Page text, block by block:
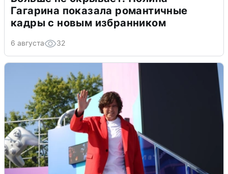
Гагарина показала романтичные
кадры с новым избранником
6 августа 32